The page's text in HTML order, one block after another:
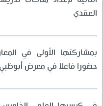
العقدي
بمشاركتها الأولى في
حضورا فاعلا في معرض أبوظبي